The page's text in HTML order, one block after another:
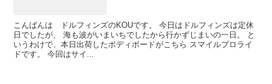
こんばんは ドルフィンズのKOUです。 今日はドルフィンズは定休
日でしたが、 海も波がいまいちでしたから行かずじまいの一日。 と
いうわけで、本日出荷したボディボードがこちら スマイルプロライ
ドです。 今回はサイ...